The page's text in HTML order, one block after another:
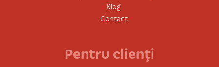
Blog
Contact
Pentru clienți